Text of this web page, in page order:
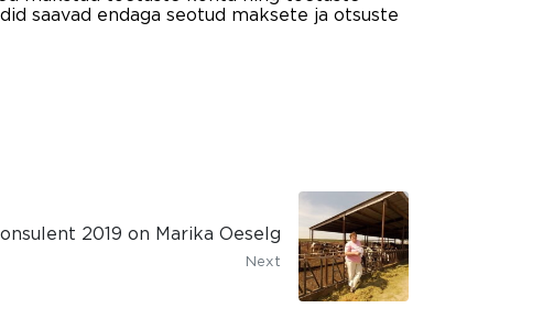
saavad endaga seotud maksete ja otsuste
2019 on Marika Oeselg
Next